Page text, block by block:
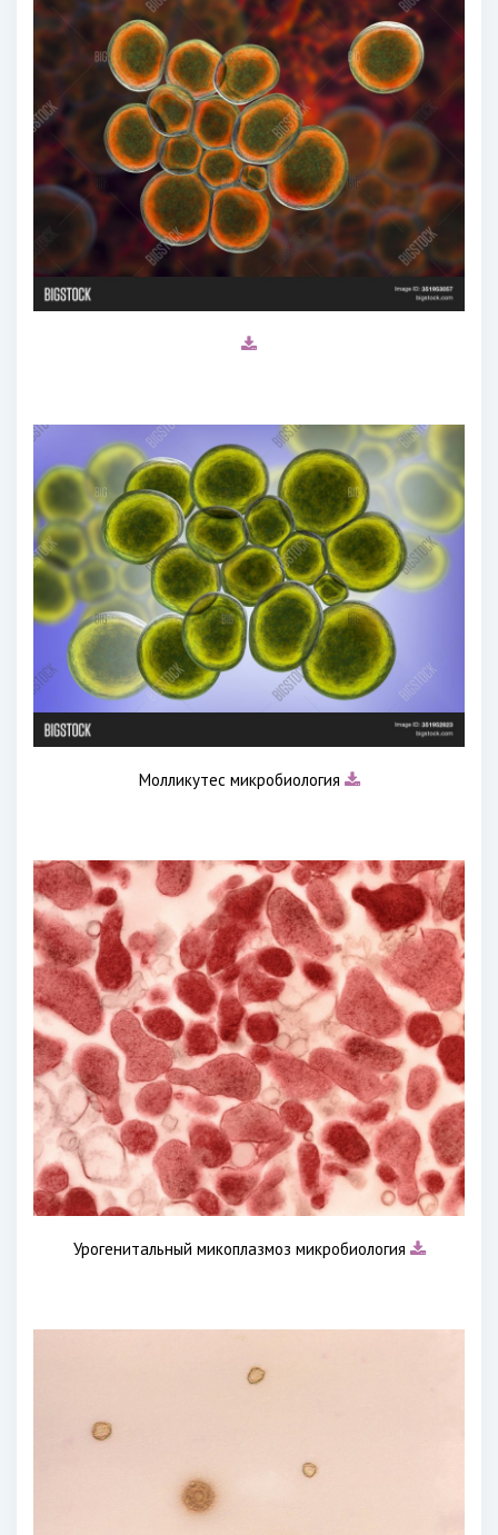
Молликутес микробиология
Урогенитальный микоплазмоз микробиология